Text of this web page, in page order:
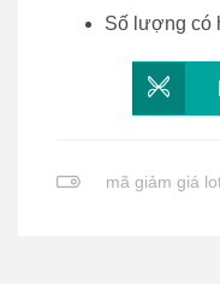
Số lượng có
mã giảm giá